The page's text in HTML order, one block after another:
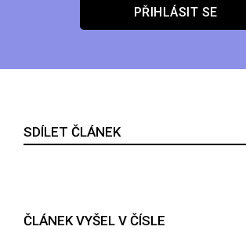
PŘIHLÁSIT SE
SDÍLET ČLÁNEK
ČLÁNEK VYŠEL V ČÍSLE